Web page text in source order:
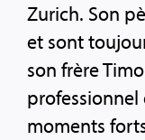
Zurich. Son
et sont
son frère
professionnel
moments